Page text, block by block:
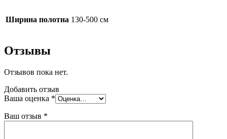
Ширина полотна 130-500 см
Отзывы
Отзывов пока нет.
Добавить отзыв
Ваша оценка *
Ваш отзыв *